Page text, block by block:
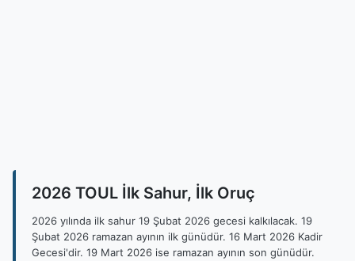
2026 TOUL İlk Sahur, İlk Oruç
2026 yılında ilk sahur 19 Şubat 2026 gecesi kalkılacak. 19
Şubat 2026 ramazan ayının ilk günüdür. 16 Mart 2026 Kadir
Gecesi'dir. 19 Mart 2026 ise ramazan ayının son günüdür.